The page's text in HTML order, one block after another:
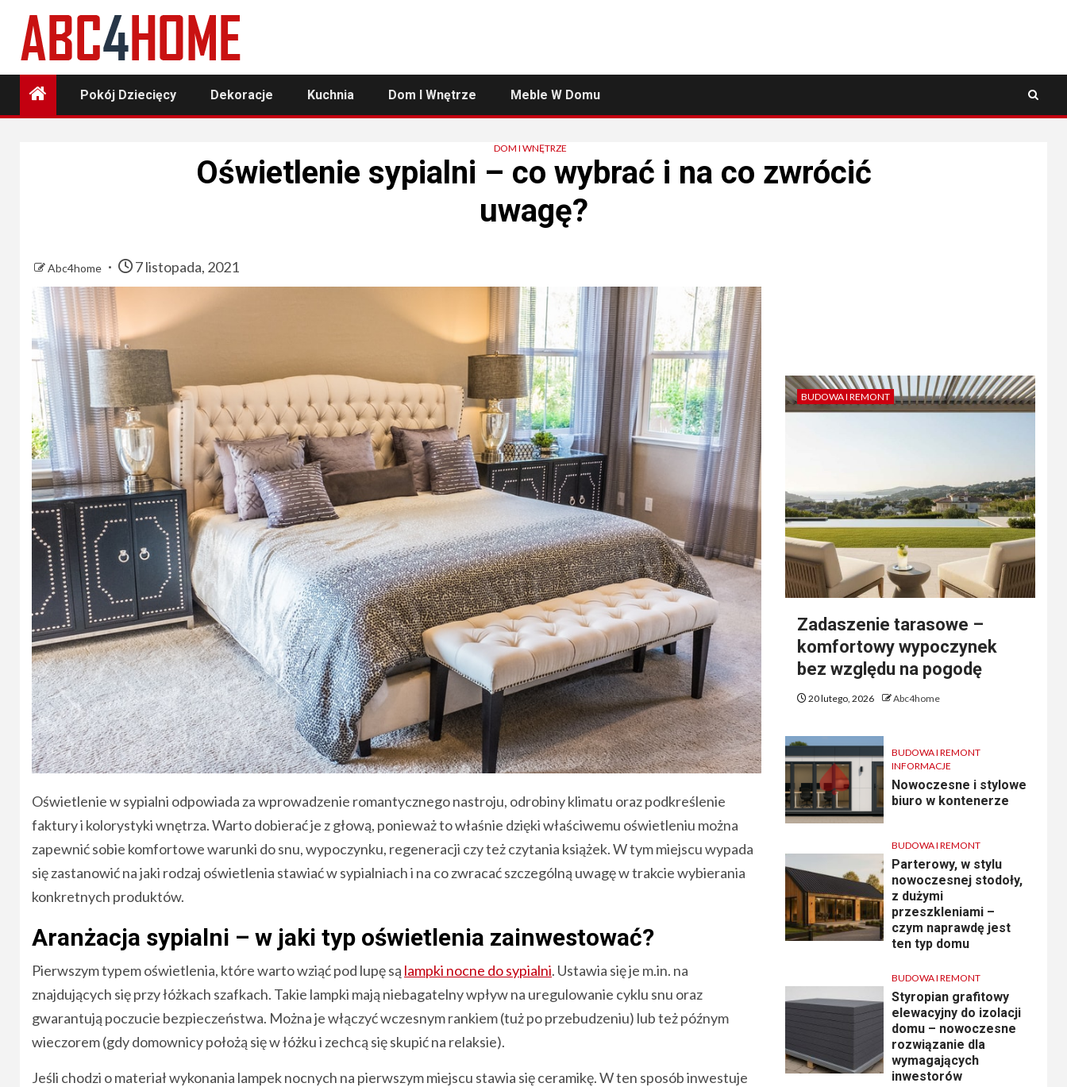
content
Pokój Dziecięcy Dekoracje Kuchnia Dom I Wnętrze Meble W Domu
DOM I WNĘTRZE
Oświetlenie sypialni – co wybrać i na co zwrócić
uwagę?
Abc4home 7 listopada, 2021
Oświetlenie w sypialni odpowiada za wprowadzenie romantycznego nastroju, odrobiny klimatu oraz podkreślenie
faktury i kolorystyki wnętrza. Warto dobierać je z głową, ponieważ to właśnie dzięki właściwemu oświetleniu można
zapewnić sobie komfortowe warunki do snu, wypoczynku, regeneracji czy też czytania książek. W tym miejscu wypada
się zastanowić na jaki rodzaj oświetlenia stawiać w sypialniach i na co zwracać szczególną uwagę w trakcie wybierania
konkretnych produktów.
Aranżacja sypialni – w jaki typ oświetlenia zainwestować?
Pierwszym typem oświetlenia, które warto wziąć pod lupę są lampki nocne do sypialni. Ustawia się je m.in. na
znajdujących się przy łóżkach szafkach. Takie lampki mają niebagatelny wpływ na uregulowanie cyklu snu oraz
gwarantują poczucie bezpieczeństwa. Można je włączyć wczesnym rankiem (tuż po przebudzeniu) lub też późnym
wieczorem (gdy domownicy położą się w łóżku i zechcą się skupić na relaksie).
Jeśli chodzi o materiał wykonania lampek nocnych na pierwszym miejscu stawia się ceramikę. W ten sposób inwestuje
BUDOWA I REMONT
Zadaszenie tarasowe –
komfortowy wypoczynek
bez względu na pogodę
20 lutego, 2026 Abc4home
BUDOWA I REMONT
INFORMACJE
Nowoczesne i stylowe
biuro w kontenerze
BUDOWA I REMONT
Parterowy, w stylu
nowoczesnej stodoły,
z dużymi
przeszkleniami –
czym naprawdę jest
ten typ domu
BUDOWA I REMONT
Styropian grafitowy
elewacyjny do izolacji
domu – nowoczesne
rozwiązanie dla
wymagających
inwestorów